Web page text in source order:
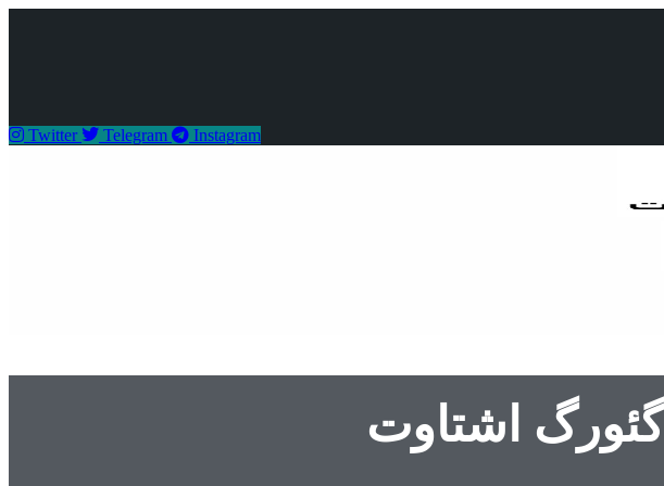
Twitter Telegram Instagram
اشتاوت